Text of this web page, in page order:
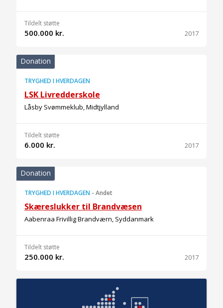
Tildelt støtte
500.000 kr. 2017
Donation
TRYGHED I HVERDAGEN
LSK Livredderskole
Låsby Svømmeklub, Midtjylland
Tildelt støtte
6.000 kr. 2017
Donation
TRYGHED I HVERDAGEN - Andet
Skæreslukker til Brandvæsen
Aabenraa Frivillig Brandværn, Syddanmark
Tildelt støtte
250.000 kr. 2017